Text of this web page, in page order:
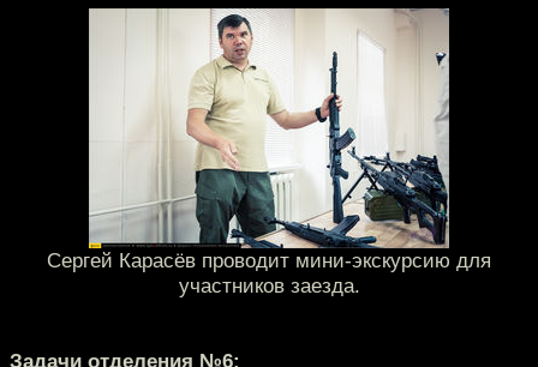
Сергей Карасёв проводит мини-экскурсию для
участников заезда.
Задачи отделения №6: